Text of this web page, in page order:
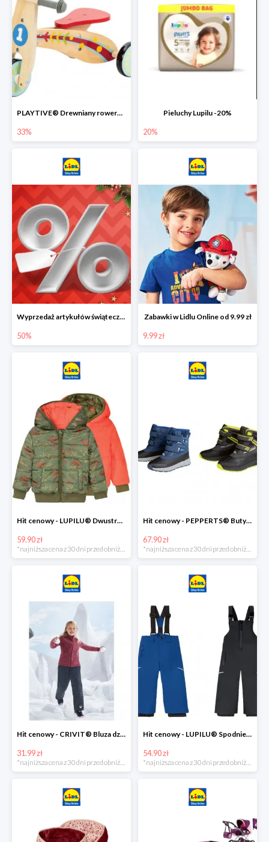
PLAYTIVE® Drewniany rowerek biegowy -33%
33%
Pieluchy Lupilu -20%
20%
Wyprzedaż artykułów świątecznych w Lidlu Online
50%
Zabawki w Lidlu Online od 9.99 zł
9.99 zł
Hit cenowy - LUPILU® Dwustronna kurtka dziecięca z polarem
59.90 zł
*najniższa cena z 30 dni przed obniżką
Hit cenowy - PEPPERTS® Buty zimowe chłopięce
67.90 zł
*najniższa cena z 30 dni przed obniżką
Hit cenowy - CRIVIT® Bluza dziewczęca z polaru
31.99 zł
Hit cenowy - LUPILU® Spodnie narciarskie chłopięce
54.90 zł